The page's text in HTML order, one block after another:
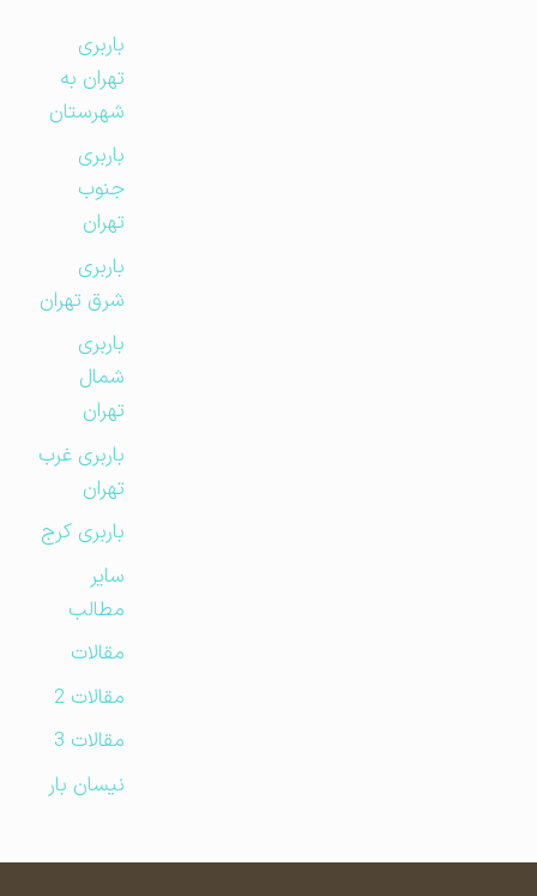
باربری
تهران به
شهرستان
باربری
جنوب
تهران
باربری
شرق تهران
باربری
شمال
تهران
باربری غرب
تهران
باربری کرج
مطالب
مقالات
مقالات 2
مقالات 3
نیسان بار